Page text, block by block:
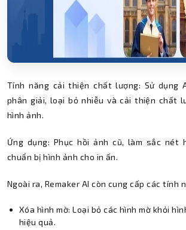
Tính năng cải thiện chất lượng: Sử dụng
phân giải, loại bỏ nhiễu và cải thiện chất
hình ảnh.
Ứng dụng: Phục hồi ảnh cũ, làm sắc nét
chuẩn bị hình ảnh cho in ấn.
Ngoài ra, Remaker AI còn cung cấp các tính
Xóa hình mờ: Loại bỏ các hình mờ khỏi
hiệu quả.